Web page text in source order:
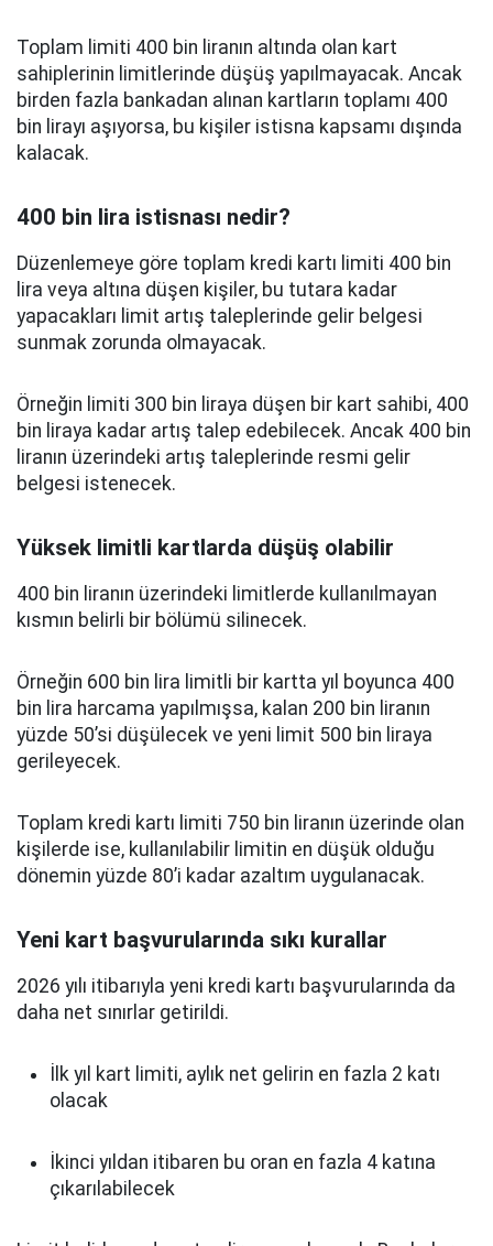
Toplam limiti 400 bin liranın altında olan kart
sahiplerinin limitlerinde düşüş yapılmayacak. Ancak
birden fazla bankadan alınan kartların toplamı 400
bin lirayı aşıyorsa, bu kişiler istisna kapsamı dışında
kalacak.
400 bin lira istisnası nedir?
Düzenlemeye göre toplam kredi kartı limiti 400 bin
lira veya altına düşen kişiler, bu tutara kadar
yapacakları limit artış taleplerinde gelir belgesi
sunmak zorunda olmayacak.
Örneğin limiti 300 bin liraya düşen bir kart sahibi, 400
bin liraya kadar artış talep edebilecek. Ancak 400 bin
liranın üzerindeki artış taleplerinde resmi gelir
belgesi istenecek.
Yüksek limitli kartlarda düşüş olabilir
400 bin liranın üzerindeki limitlerde kullanılmayan
kısmın belirli bir bölümü silinecek.
Örneğin 600 bin lira limitli bir kartta yıl boyunca 400
bin lira harcama yapılmışsa, kalan 200 bin liranın
yüzde 50’si düşülecek ve yeni limit 500 bin liraya
gerileyecek.
Toplam kredi kartı limiti 750 bin liranın üzerinde olan
kişilerde ise, kullanılabilir limitin en düşük olduğu
dönemin yüzde 80’i kadar azaltım uygulanacak.
Yeni kart başvurularında sıkı kurallar
2026 yılı itibarıyla yeni kredi kartı başvurularında da
daha net sınırlar getirildi.
İlk yıl kart limiti, aylık net gelirin en fazla 2 katı
olacak
İkinci yıldan itibaren bu oran en fazla 4 katına
çıkarılabilecek